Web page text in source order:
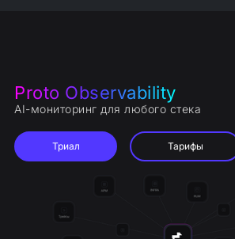
Proto Observability
AI-мониторинг для любого стека
Триал Тарифы